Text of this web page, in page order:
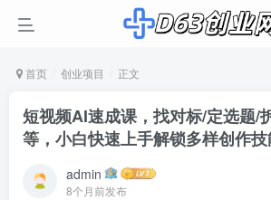
首页 创业项目 正文
短视频AI速成课，找对标/定选题/
等，小白快速上手解锁多样创作
admin
8个月前发布